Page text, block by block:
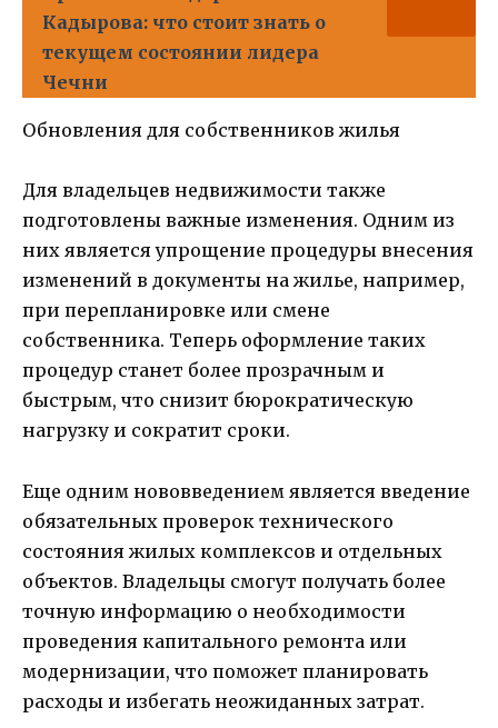
Кадырова: что стоит знать о
текущем состоянии лидера
Чечни
Обновления для собственников жилья
Для владельцев недвижимости также
подготовлены важные изменения. Одним из
них является упрощение процедуры внесения
изменений в документы на жилье, например,
при перепланировке или смене
собственника. Теперь оформление таких
процедур станет более прозрачным и
быстрым, что снизит бюрократическую
нагрузку и сократит сроки.
Еще одним нововведением является введение
обязательных проверок технического
состояния жилых комплексов и отдельных
объектов. Владельцы смогут получать более
точную информацию о необходимости
проведения капитального ремонта или
модернизации, что поможет планировать
расходы и избегать неожиданных затрат.